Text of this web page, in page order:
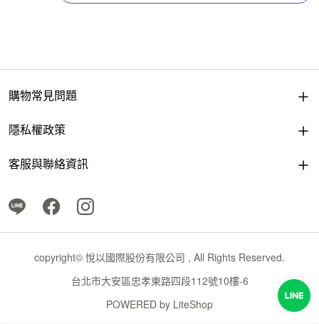
購物常見問題
隱私權政策
客服與聯絡資訊
copyright© 悅以國際股份有限公司 , All Rights Reserved.
台北市大安區忠孝東路四段112號10樓-6
POWERED by LiteShop